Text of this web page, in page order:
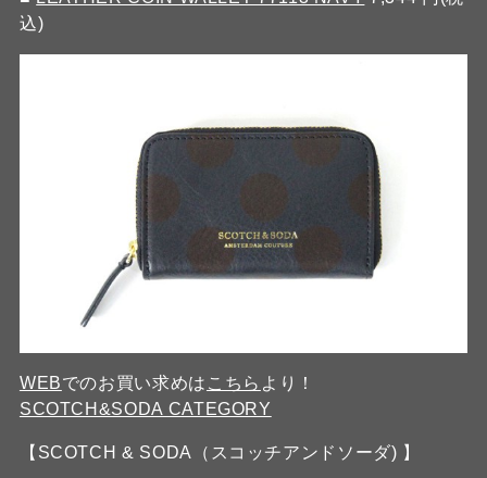
込)
WEBでのお買い求めは こちら より！
SCOTCH&SODA CATEGORY
【SCOTCH & SODA（スコッチアンドソーダ) 】